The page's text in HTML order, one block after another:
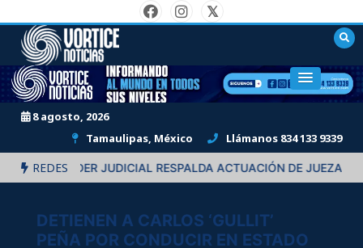
to
content
"Informando al mundo en todos sus niveles."
8 agosto, 2026
Tamaulipas, México
Llámanos 834 133 9339
REDES
PODER JUDICIAL RESPALDA ACTUACIÓN DE JUEZA EN EL
DETIENEN A CARLOS ‘GULLIT’
PEÑA POR CONDUCIR EN ESTADO